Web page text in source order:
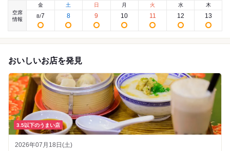
空席
情報
金
8/7
土
8
日
9
月
10
火
11
水
12
木
13
おいしいお店を発見
3.5以下のうまい店
2026年07月18日(土)